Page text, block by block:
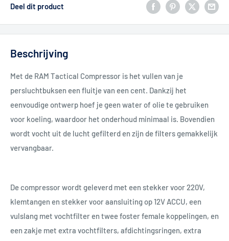
Deel dit product
Beschrijving
Met de RAM Tactical Compressor is het vullen van je
persluchtbuksen een fluitje van een cent. Dankzij het
eenvoudige ontwerp hoef je geen water of olie te gebruiken
voor koeling, waardoor het onderhoud minimaal is. Bovendien
wordt vocht uit de lucht gefilterd en zijn de filters gemakkelijk
vervangbaar.
De compressor wordt geleverd met een stekker voor 220V,
klemtangen en stekker voor aansluiting op 12V ACCU, een
vulslang met vochtfilter en twee foster female koppelingen, en
een zakje met extra vochtfilters, afdichtingsringen, extra